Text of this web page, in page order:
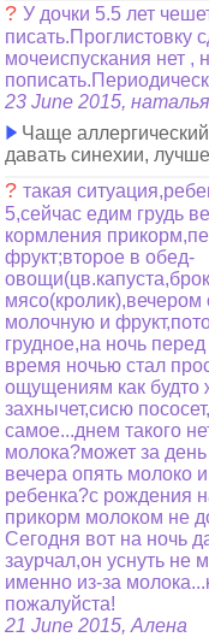
?У дочки 5.5 лет
писать.Проглистовку
мочеиспускания нет ,
23 June 2015, наталья
Чаще
давать синехии, лучше
?такая
5,сейчас едим грудь
кормления
фрукт;второе в обед-
молочную и
грудное,на ночь
время ночью стал
ощущениям как будто
захнычет,сисю
самое...днем такого
молока?может за
вечера опять молоко
ребенка?с рождения
прикорм молоком не
Сегодня вот на ночь
заурчал,он уснуть не
именно из-за
пожалуйста!
21 June 2015, Алена